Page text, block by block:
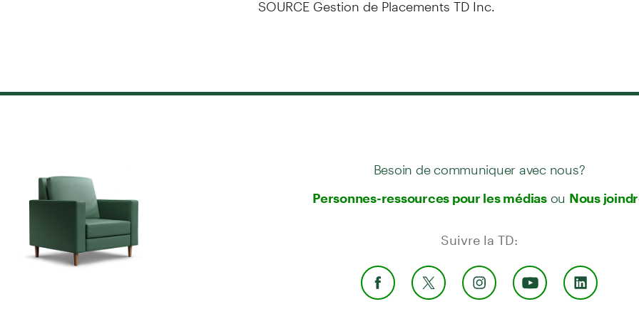
Besoin de communiquer avec nous?
Personnes-ressources pour les médiasou Nous
Suivre la TD: